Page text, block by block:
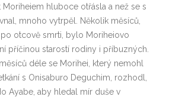
hluboce otřásla a než se s
mnoho vytrpěl. Několik měsíců,
otcově smrti, bylo Moriheiovo
příčinou starostí rodiny i příbuzných.
déle se Morihei, který nemohl
s Onisaburo Deguchim, rozhodl,
Ayabe, aby hledal mír duše v